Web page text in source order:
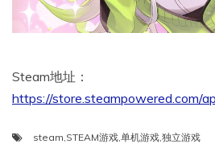
Steam地址：
https://store.steampowered.com/
steam,STEAM游戏,单机游戏,独立游戏